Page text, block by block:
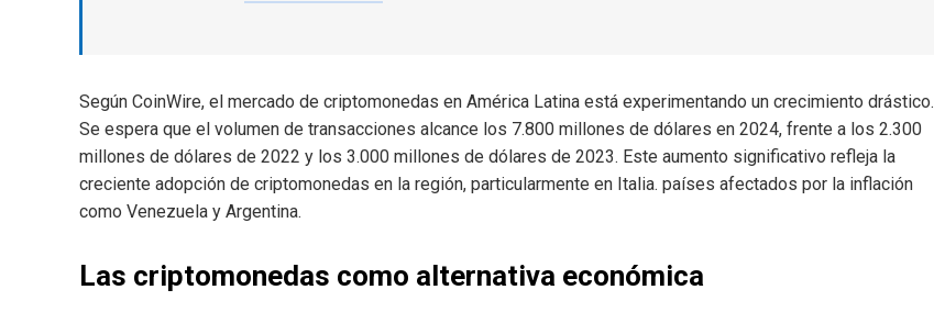
Según CoinWire, el mercado de criptomonedas en América Latina está experimentando un crecimiento drástico.
Se espera que el volumen de transacciones alcance los 7.800 millones de dólares en 2024, frente a los 2.300
millones de dólares de 2022 y los 3.000 millones de dólares de 2023. Este aumento significativo refleja la
creciente adopción de criptomonedas en la región, particularmente en Italia. países afectados por la inflación
como Venezuela y Argentina.
Las criptomonedas como alternativa económica